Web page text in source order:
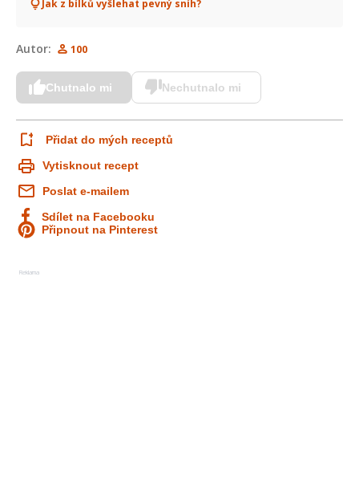
Jak z bílků vyšlehat pevný sníh?
Autor: 100
Chutnalo mi Nechutnalo mi
Přidat do mých receptů
Vytisknout recept
Poslat e-mailem
Sdílet na Facebooku
Připnout na Pinterest
Reklama